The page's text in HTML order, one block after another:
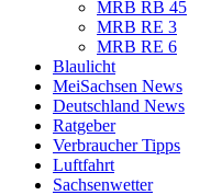
MRB RB 45
MRB RE 3
MRB RE 6
Blaulicht
MeiSachsen News
Deutschland News
Ratgeber
Verbraucher Tipps
Luftfahrt
Sachsenwetter